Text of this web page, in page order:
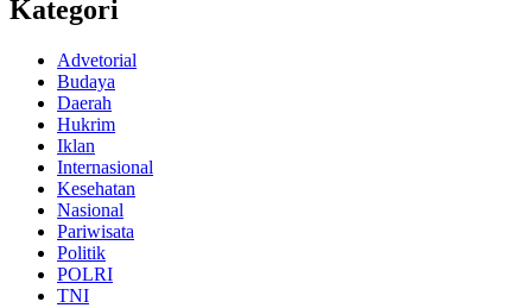
Kategori
Advetorial
Budaya
Daerah
Hukrim
Iklan
Internasional
Kesehatan
Nasional
Pariwisata
Politik
POLRI
TNI